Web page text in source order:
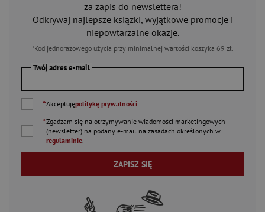
za zapis do newslettera!
Odkrywaj najlepsze książki, wyjątkowe promocje i
niepowtarzalne okazje.
*Kod jednorazowego użycia przy minimalnej wartości koszyka 69 zł.
Twój adres e-mail
*Akceptujępolitykę prywatności
*Zgadzam się na otrzymywanie wiadomości marketingowych
(newsletter) na podany e-mail na zasadach określonych w
regulaminie.
ZAPISZ SIĘ